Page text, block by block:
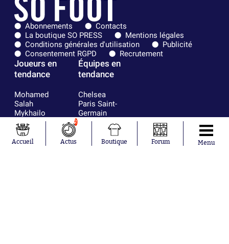
Abonnements
Contacts
La boutique SO PRESS
Mentions légales
Conditions générales d'utilisation
Publicité
Consentement RGPD
Recrutement
Joueurs en
tendance
Mohamed
Salah
Mykhailo
Mudryk
Neymar
Khalis Merah
Équipes en
tendance
Chelsea
Paris Saint-
Germain
Bordeaux
Olympique
lyonnais
Accueil
2
Actus Boutique Forum Menu